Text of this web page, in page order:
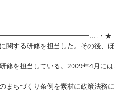
・★
関する研修を担当した。その後、
修を担当している。2009年4月に
まちづくり条例を素材に政策法務